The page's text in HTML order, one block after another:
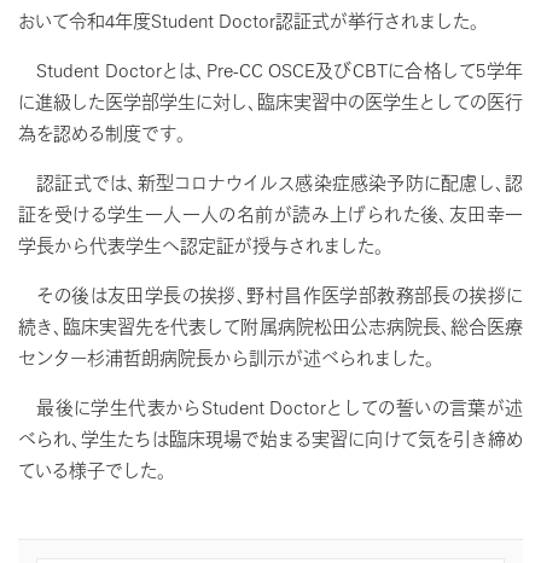
おいて令和4年度Student Doctor認証式が挙行されました。
Student Doctorとは、Pre-CC OSCE及びCBTに合格して5学年
に進級した医学部学生に対し、臨床実習中の医学生としての医行
為を認める制度です。
認証式では、新型コロナウイルス感染症感染予防に配慮し、認
証を受ける学生一人一人の名前が読み上げられた後、友田幸一
学長から代表学生へ認定証が授与されました。
その後は友田学長の挨拶、野村昌作医学部教務部長の挨拶に
続き、臨床実習先を代表して附属病院松田公志病院長、総合医療
センター杉浦哲朗病院長から訓示が述べられました。
最後に学生代表からStudent Doctorとしての誓いの言葉が述
べられ、学生たちは臨床現場で始まる実習に向けて気を引き締め
ている様子でした。